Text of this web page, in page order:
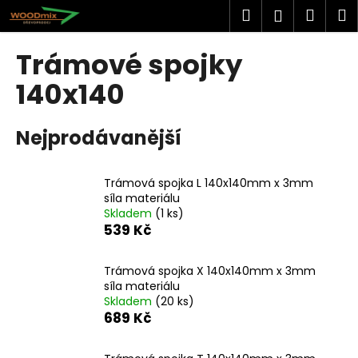
na
obsah
Hledat
Trámové spojky
140x140
Nejprodávanější
Trámová spojka L 140x140mm x 3mm
síla materiálu
Skladem (1 ks)
539 Kč
Trámová spojka X 140x140mm x 3mm
síla materiálu
Skladem (20 ks)
689 Kč
K
o
C
o
p
o